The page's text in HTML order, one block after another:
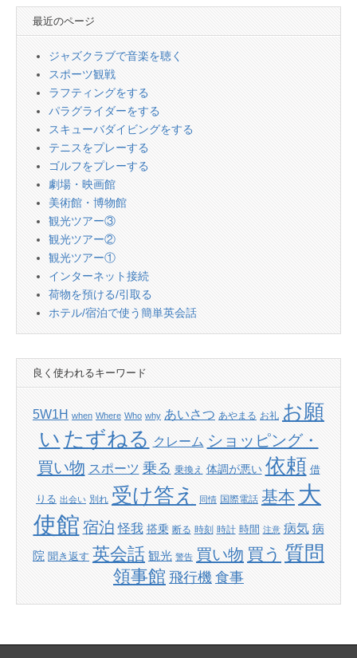
最近のページ
ジャズクラブで音楽を聴く
スポーツ観戦
ラフティングをする
パラグライダーをする
スキューバダイビングをする
テニスをプレーする
ゴルフをプレーする
劇場・映画館
美術館・博物館
観光ツアー③
観光ツアー②
観光ツアー①
インターネット接続
荷物を預ける/引取る
ホテル/宿泊で使う簡単英会話
良く使われるキーワード
5W1H when Where Who why あいさつ あやまる お礼 お願
い たずねる クレーム ショッピング・
買い物 スポーツ 乗る 乗換え 体調が悪い 依頼 借
りる 出会い 別れ 受け答え 同情 国際電話 基本 大
使館 宿泊 怪我 搭乗 断る 時刻 時計 時間 注意 病気 病
院 聞き返す 英会話 観光 警告 買い物 買う 質問
領事館 飛行機 食事